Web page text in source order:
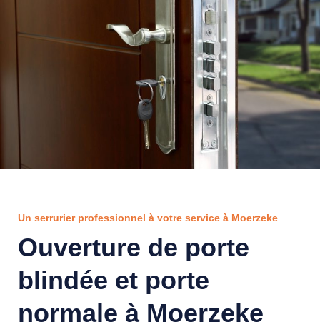
Un serrurier professionnel à votre service à Moerzeke
Ouverture de porte
blindée et porte
normale à Moerzeke